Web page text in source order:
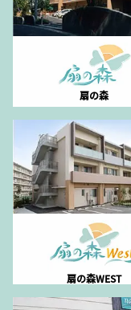
扇の森
扇の森WEST